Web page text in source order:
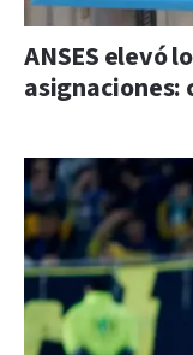
ANSES elevó
asignaciones: